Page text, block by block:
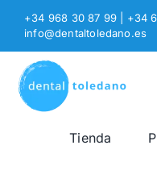
Saltar
contenido
+34 968 30 87 99 | +34
info@dentaltoledano.es
Tienda